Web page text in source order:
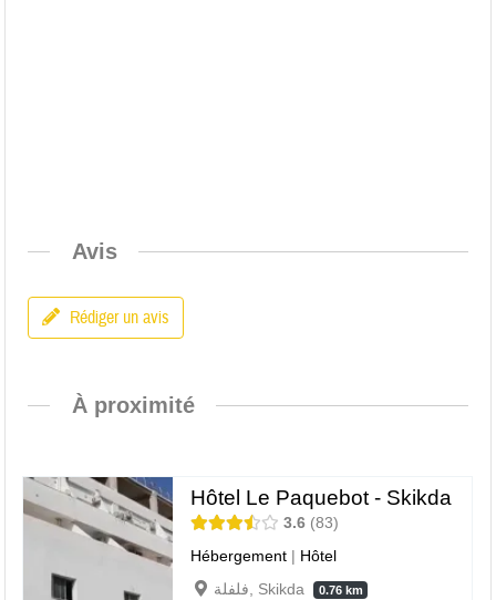
Avis
Rédiger un avis
À proximité
Hôtel Le Paquebot - Skikda
3.6 83
Hébergement | Hôtel
فلفلة, Skikda
0.76 km